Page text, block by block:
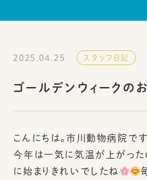
2025.04.25 スタッフ日記
ゴールデンウィークの
こんにちは。市川動物病院です
今年は一気に気温が上がっ
に始まりきれいでしたね